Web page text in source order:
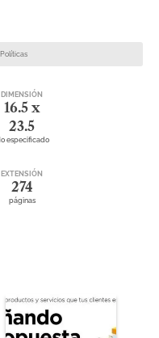
DIMENSIÓN
16.5 x
23.5
especificado
EXTENSIÓN
274
páginas